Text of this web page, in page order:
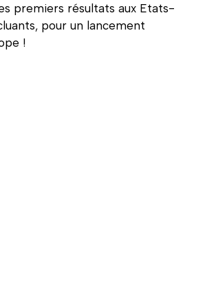
premiers résultats aux Etats-
pour un lancement
!